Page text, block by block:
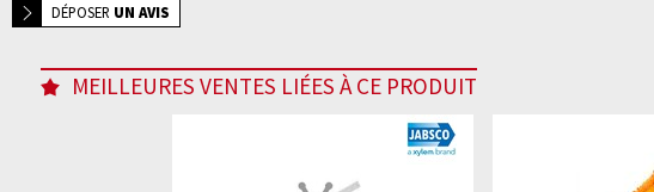
DÉPOSER UN AVIS
MEILLEURES VENTES LIÉES À CE PRODUIT